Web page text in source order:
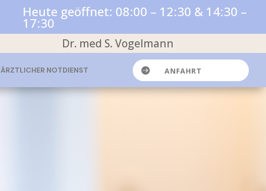
Heute geöffnet: 08:00 – 12:30 & 14:30 –
17:30
Dr. med S. Vogelmann
ÄRZTLICHER NOTDIENST  ANFAHRT